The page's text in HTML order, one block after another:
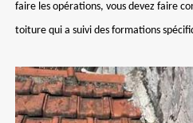
faire les opérations, vous devez faire
toiture qui a suivi des formations